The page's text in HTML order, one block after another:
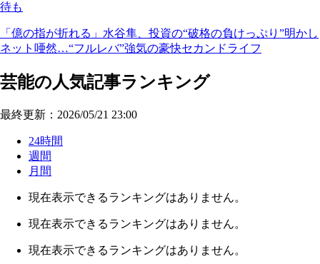
待も
「億の指が折れる」水谷隼、投資の“破格の負けっぷり”明かし
ネット唖然…“フルレバ”強気の豪快セカンドライフ
芸能の人気記事ランキング
最終更新：2026/05/21 23:00
24時間
週間
月間
現在表示できるランキングはありません。
現在表示できるランキングはありません。
現在表示できるランキングはありません。